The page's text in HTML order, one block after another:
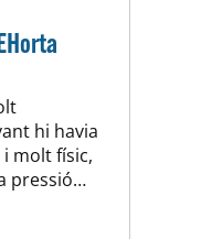
hi havia
molt físic,
pressió